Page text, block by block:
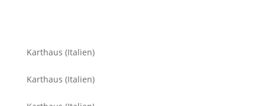
Karthaus (Italien)
Karthaus (Italien)